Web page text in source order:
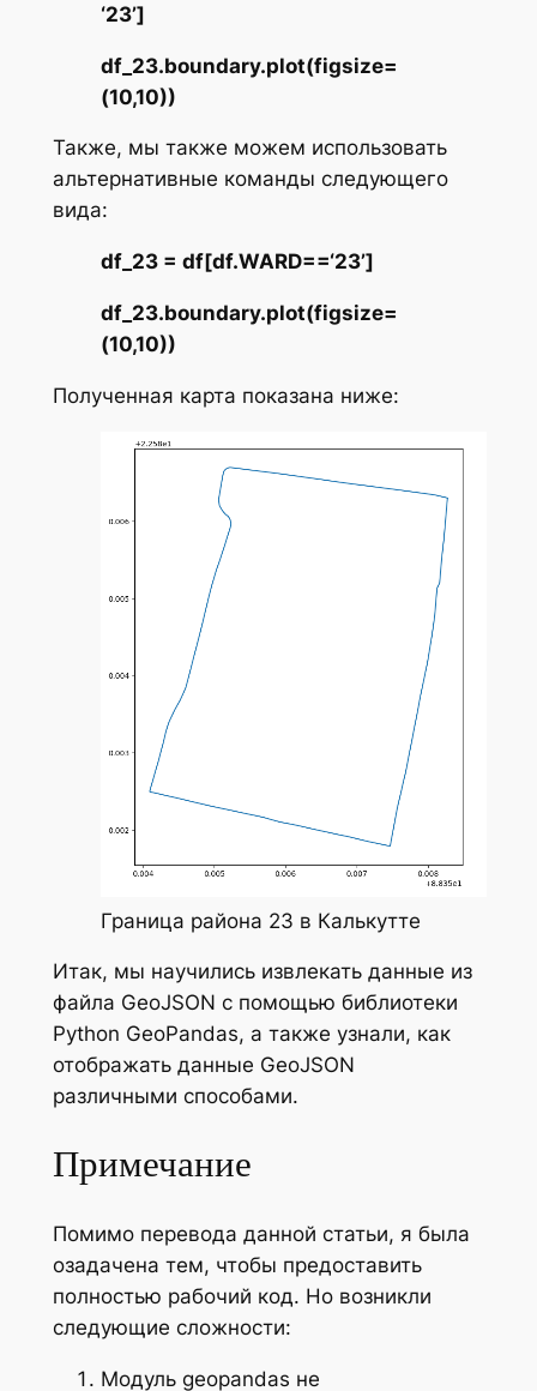
‘23’]
df_23.boundary.plot(figsize=
(10,10))
Также, мы также можем использовать
альтернативные команды следующего
вида:
df_23 = df[df.WARD==‘23’]
df_23.boundary.plot(figsize=
(10,10))
Полученная карта показана ниже:
Граница района 23 в Калькутте
Итак, мы научились извлекать данные из
файла GeoJSON с помощью библиотеки
Python GeoPandas, а также узнали, как
отображать данные GeoJSON
различными способами.
Примечание
Помимо перевода данной статьи, я была
озадачена тем, чтобы предоставить
полностью рабочий код. Но возникли
следующие сложности:
Модуль geopandas не